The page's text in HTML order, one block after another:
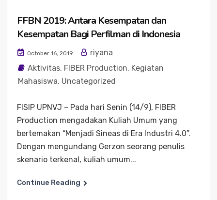
FFBN 2019: Antara Kesempatan dan
Kesempatan Bagi Perfilman di Indonesia
October 16, 2019
riyana
Aktivitas, FIBER Production, Kegiatan
Mahasiswa, Uncategorized
FISIP UPNVJ – Pada hari Senin (14/9), FIBER
Production mengadakan Kuliah Umum yang
bertemakan “Menjadi Sineas di Era Industri 4.0”.
Dengan mengundang Gerzon seorang penulis
skenario terkenal, kuliah umum...
Continue Reading